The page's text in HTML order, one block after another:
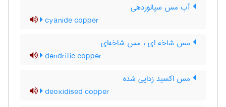
آب مس سیانوردهی
cyanide copper
مس شاخه ای ، مس شاخه‌ای
dendritic copper
مس اکسید زدایی شده
deoxidised copper